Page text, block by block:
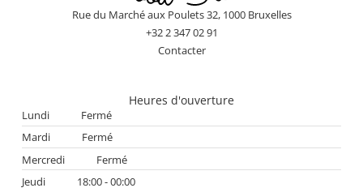
Rue du Marché aux Poulets 32, 1000 Bruxelles
+32 2 347 02 91
Contacter
Heures d'ouverture
Lundi
Fermé
Mardi
Fermé
Mercredi
Fermé
Jeudi
18:00 - 00:00